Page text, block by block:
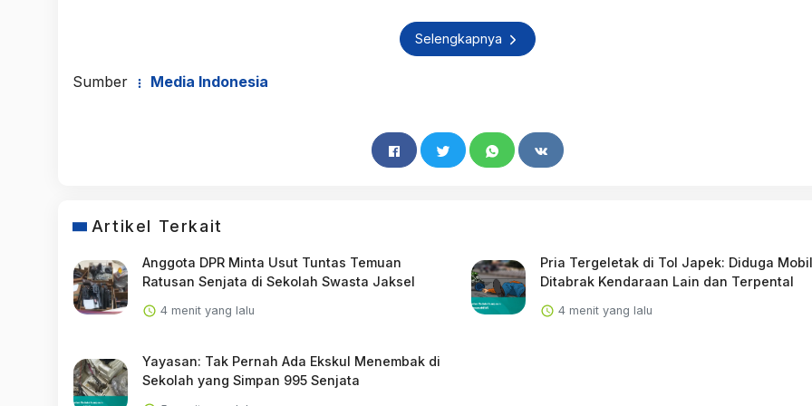
Selengkapnya
Sumber Media Indonesia
Artikel Terkait
Anggota DPR Minta Usut Tuntas Temuan
Ratusan Senjata di Sekolah Swasta Jaksel
4 menit yang lalu
Pria Tergeletak di Tol Japek: Diduga Mobil
Ditabrak Kendaraan Lain dan Terpental
4 menit yang lalu
Yayasan: Tak Pernah Ada Ekskul Menembak di
Sekolah yang Simpan 995 Senjata